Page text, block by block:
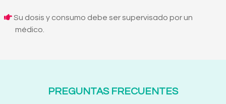
Su dosis y consumo debe ser supervisado por un
médico.
PREGUNTAS FRECUENTES